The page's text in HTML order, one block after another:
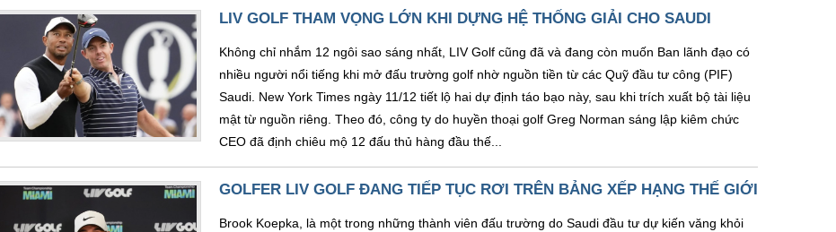
LIV GOLF THAM VỌNG LỚN KHI DỰNG HỆ THỐNG GIẢI CHO SAUDI
Không chỉ nhắm 12 ngôi sao sáng nhất, LIV Golf cũng đã và đang còn muốn Ban lãnh đạo có
nhiều người nổi tiếng khi mở đấu trường golf nhờ nguồn tiền từ các Quỹ đầu tư công (PIF)
Saudi. New York Times ngày 11/12 tiết lộ hai dự định táo bạo này, sau khi trích xuất bộ tài liệu
mật từ nguồn riêng. Theo đó, công ty do huyền thoại golf Greg Norman sáng lập kiêm chức
CEO đã định chiêu mộ 12 đấu thủ hàng đầu thế...
GOLFER LIV GOLF ĐANG TIẾP TỤC RƠI TRÊN BẢNG XẾP HẠNG THẾ GIỚI
Brook Koepka, là một trong những thành viên đấu trường do Saudi đầu tư dự kiến văng khỏi